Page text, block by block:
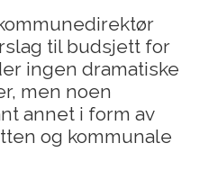
til budsjett for
ingen dramatiske
men noen
annet i form av
og kommunale